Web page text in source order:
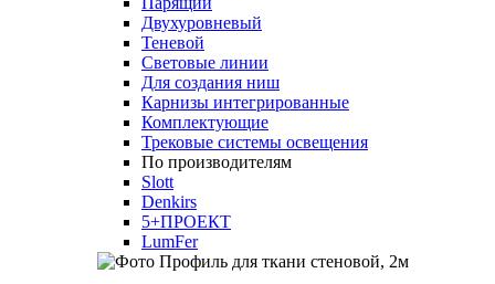
Двухуровневый
Теневой
Световые линии
Для создания ниш
Карнизы интегрированные
Комплектующие
Трековые системы освещения
По производителям
Slott
Denkirs
5+ПРОЕКТ
LumFer